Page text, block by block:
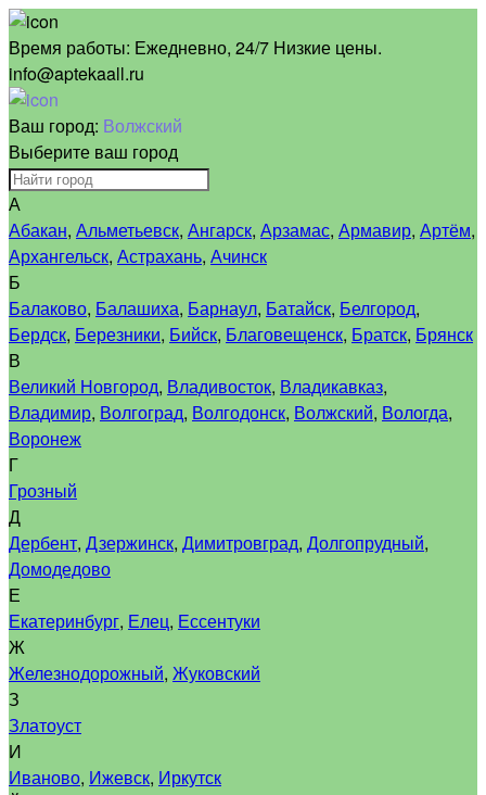
Время работы: Ежедневно, 24/7 Низкие цены.
info@aptekaall.ru
Ваш город: Волжский
Выберите ваш город
А
Абакан, Альметьевск, Ангарск, Арзамас, Армавир, Артём,
Архангельск, Астрахань, Ачинск
Б
Балаково, Балашиха, Барнаул, Батайск, Белгород,
Бердск, Березники, Бийск, Благовещенск, Братск, Брянск
В
Великий Новгород, Владивосток, Владикавказ,
Владимир, Волгоград, Волгодонск, Волжский, Вологда,
Воронеж
Г
Грозный
Д
Дербент, Дзержинск, Димитровград, Долгопрудный,
Домодедово
Е
Екатеринбург, Елец, Ессентуки
Ж
Железнодорожный, Жуковский
З
Златоуст
И
Иваново, Ижевск, Иркутск